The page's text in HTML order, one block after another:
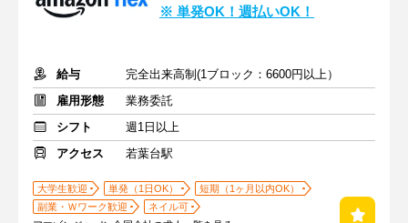
※ 単発OK！週払いOK！
給与
完全出来高制(1ブロック：6600円以上）
雇用形態
業務委託
シフト
週1日以上
アクセス
若葉台駅
大学生歓迎 単発（1日OK）
短期（1ヶ月以内OK）
副業・Ｗワーク歓迎
ネイル可